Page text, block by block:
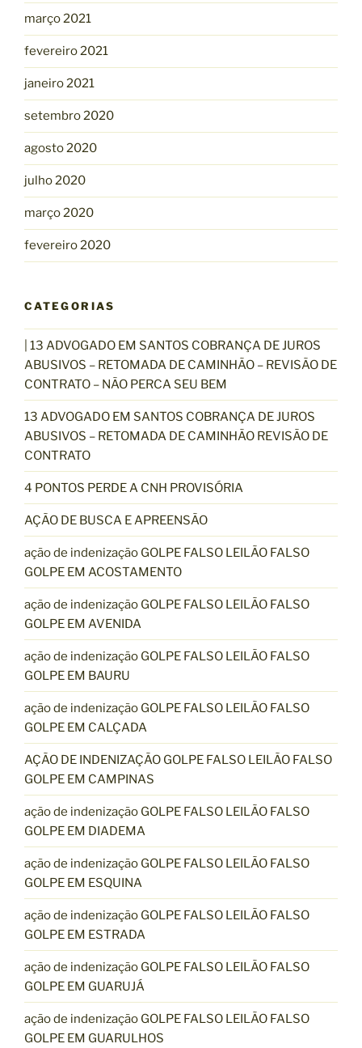
março 2021
fevereiro 2021
janeiro 2021
setembro 2020
agosto 2020
julho 2020
março 2020
fevereiro 2020
CATEGORIAS
| 13 ADVOGADO EM SANTOS COBRANÇA DE JUROS
ABUSIVOS – RETOMADA DE CAMINHÃO – REVISÃO DE
CONTRATO – NÃO PERCA SEU BEM
13 ADVOGADO EM SANTOS COBRANÇA DE JUROS
ABUSIVOS – RETOMADA DE CAMINHÃO REVISÃO DE
CONTRATO
4 PONTOS PERDE A CNH PROVISÓRIA
AÇÃO DE BUSCA E APREENSÃO
ação de indenização GOLPE FALSO LEILÃO FALSO
GOLPE EM ACOSTAMENTO
ação de indenização GOLPE FALSO LEILÃO FALSO
GOLPE EM AVENIDA
ação de indenização GOLPE FALSO LEILÃO FALSO
GOLPE EM BAURU
ação de indenização GOLPE FALSO LEILÃO FALSO
GOLPE EM CALÇADA
AÇÃO DE INDENIZAÇÃO GOLPE FALSO LEILÃO FALSO
GOLPE EM CAMPINAS
ação de indenização GOLPE FALSO LEILÃO FALSO
GOLPE EM DIADEMA
ação de indenização GOLPE FALSO LEILÃO FALSO
GOLPE EM ESQUINA
ação de indenização GOLPE FALSO LEILÃO FALSO
GOLPE EM ESTRADA
ação de indenização GOLPE FALSO LEILÃO FALSO
GOLPE EM GUARUJÁ
ação de indenização GOLPE FALSO LEILÃO FALSO
GOLPE EM GUARULHOS